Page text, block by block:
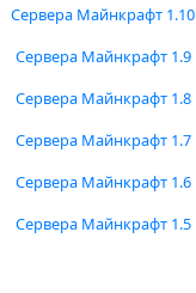
Сервера Майнкрафт 1.10
Сервера Майнкрафт 1.9
Сервера Майнкрафт 1.8
Сервера Майнкрафт 1.7
Сервера Майнкрафт 1.6
Сервера Майнкрафт 1.5